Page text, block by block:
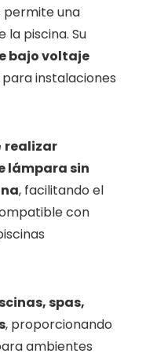
permite una
piscina. Su
bajo voltaje
instalaciones
realizar
lámpara sin
, facilitando el
con
spas,
, proporcionando
ambientes